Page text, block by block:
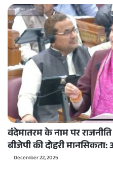
वंदेमातरम के नाम पर
बीजेपी की दोहरी मानसिकता:
December 22, 2025